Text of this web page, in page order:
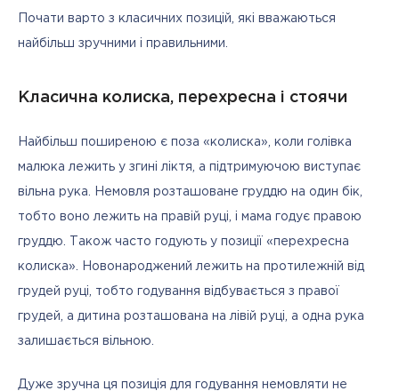
Почати варто з класичних позицій, які вважаються
найбільш зручними і правильними.
Класична колиска, перехресна і стоячи
Найбільш поширеною є поза «колиска», коли голівка
малюка лежить у згині ліктя, а підтримуючою виступає
вільна рука. Немовля розташоване груддю на один бік,
тобто воно лежить на правій руці, і мама годує правою
груддю. Також часто годують у позиції «перехресна
колиска». Новонароджений лежить на протилежній від
грудей руці, тобто годування відбувається з правої
грудей, а дитина розташована на лівій руці, а одна рука
залишається вільною.
Дуже зручна ця позиція для годування немовляти не